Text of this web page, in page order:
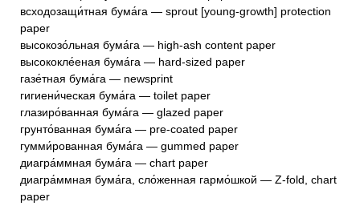
всходозащи́тная бума́га — sprout [young-growth] protection
paper
высокозо́льная бума́га — high-ash content paper
высококле́еная бума́га — hard-sized paper
газе́тная бума́га — newsprint
гигиени́ческая бума́га — toilet paper
глазиро́ванная бума́га — glazed paper
грунто́ванная бума́га — pre-coated paper
гумми́рованная бума́га — gummed paper
диагра́ммная бума́га — chart paper
диагра́ммная бума́га, сло́женная гармо́шкой — Z-fold, chart
paper